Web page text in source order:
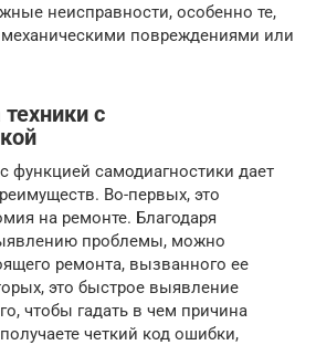
неисправности, особенно те,
повреждениями или
с
функцией самодиагностики дает
Во-первых, это
на ремонте. Благодаря
проблемы, можно
ремонта, вызванного ее
это быстрое выявление
чтобы гадать в чем причина
четкий код ошибки,